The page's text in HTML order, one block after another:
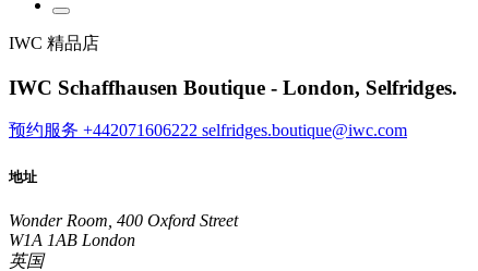
IWC 精品店
IWC Schaffhausen Boutique - London, Selfridges.
预约服务 +442071606222 selfridges.boutique@iwc.com
地址
Wonder Room, 400 Oxford Street
W1A 1AB London
英国